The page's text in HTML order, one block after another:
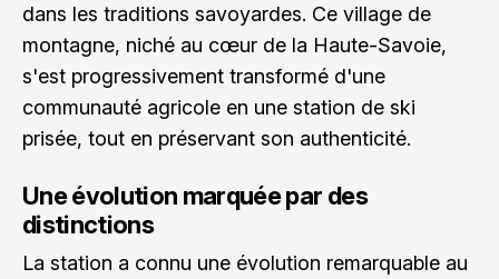
dans les traditions savoyardes. Ce village de
montagne, niché au cœur de la Haute-Savoie,
s'est progressivement transformé d'une
communauté agricole en une station de ski
prisée, tout en préservant son authenticité.
Une évolution marquée par des
distinctions
La station a connu une évolution remarquable au